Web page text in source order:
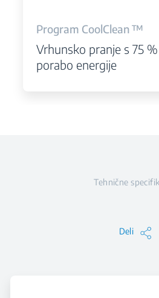
Program CoolClean ™
Vrhunsko pranje s 75
porabo energije
Tehnične
Deli